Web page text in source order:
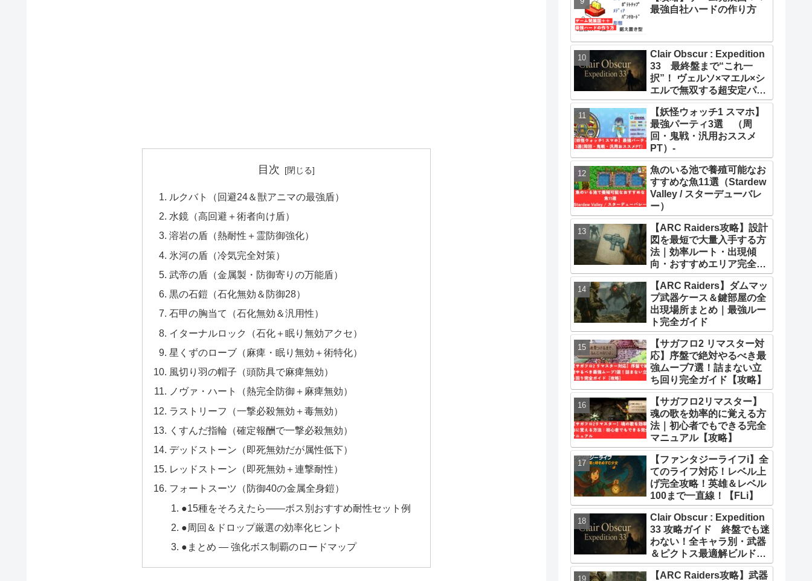
目次
ルクバト（回避24＆獣アニマの最強盾）
水鏡（高回避＋術者向け盾）
溶岩の盾（熱耐性＋霊防御強化）
氷河の盾（冷気完全対策）
武帝の盾（金属製・防御寄りの万能盾）
黒の石鎧（石化無効＆防御28）
石甲の胸当て（石化無効＆汎用性）
イターナルロック（石化＋眠り無効アクセ）
星くずのローブ（麻痺・眠り無効＋術特化）
風切り羽の帽子（頭防具で麻痺無効）
ノヴァ・ハート（熱完全防御＋麻痺無効）
ラストリーフ（一撃必殺無効＋毒無効）
くすんだ指輪（確定報酬で一撃必殺無効）
デッドストーン（即死無効だが属性低下）
レッドストーン（即死無効＋連撃耐性）
フォートスーツ（防御40の金属全身鎧）
●15種をそろえたら――ボス別おすすめ耐性セット例
●周回＆ドロップ厳選の効率化ヒント
●まとめ ― 強化ボス制覇のロードマップ
最強自社ハードの作り方
Clair Obscur : Expedition
33 最終盤まで“これ一
択”！ ヴェルソ×マエル×シ
エルで無双する超安定パー
ティー構築ガイド
【妖怪ウォッチ1 スマホ】
最強パーティ3選 （周
回・鬼戦・汎用おススメ
PT）-
魚のいる池で養殖可能なお
すすめな魚11選（Stardew
Valley / スターデューバレ
ー）
【ARC Raiders攻略】設計
図を最短で大量入手する方
法｜効率ルート・出現傾
向・おすすめエリア完全ま
とめ
【ARC Raiders】ダムマッ
プ武器ケース＆鍵部屋の全
出現場所まとめ｜最強ルー
ト完全ガイド
【サガフロ2 リマスター対
応】序盤で絶対やるべき最
強ムーブ7選！詰まない立
ち回り完全ガイド【攻略】
【サガフロ2リマスター】
魂の歌を効率的に覚える方
法｜初心者でもできる完全
マニュアル【攻略】
【ファンタジーライフi】全
てのライフ対応！レベル上
げ完全攻略！英雄＆レベル
100まで一直線！【FLi】
Clair Obscur : Expedition
33 攻略ガイド 終盤でも迷
わない！全キャラ別・武器
＆ピクトス最適解ビルドま
とめ
【ARC Raiders攻略】武器